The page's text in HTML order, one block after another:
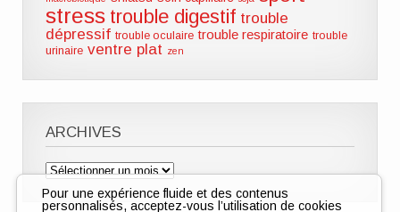
stress trouble digestif trouble
dépressif trouble oculaire trouble respiratoire trouble
urinaire ventre plat zen
ARCHIVES
Archives
Pour une expérience fluide et des contenus
personnalisés, acceptez-vous l’utilisation de cookies